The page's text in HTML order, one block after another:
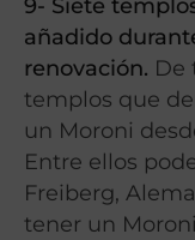
9- Siete
añadido
renovación. De
templos que
un Moroni
Entre ellos
Freiberg,
tener un